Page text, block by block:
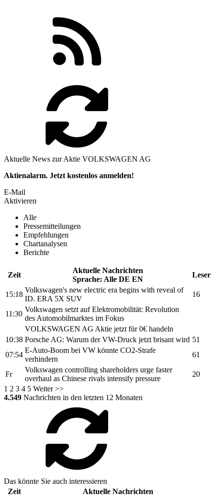
Aktuelle News zur Aktie VOLKSWAGEN AG
Aktienalarm. Jetzt kostenlos anmelden!
E-Mail
Aktivieren
Alle
Pressemitteilungen
Empfehlungen
Chartanalysen
Berichte
Zeit
Aktuelle Nachrichten
Sprache: Alle DE EN
Leser
15:18
Volkswagen's new electric era begins with reveal of
ID. ERA 5X SUV
16
11:30
Volkswagen setzt auf Elektromobilität: Revolution
des Automobilmarktes im Fokus
VOLKSWAGEN AG Aktie jetzt für 0€ handeln
10:38 Porsche AG: Warum derVW-Druck jetzt brisant wird 51
07:54
E-Auto-Boom bei VW könnte CO2-Strafe
verhindern
61
Fr
Volkswagen controlling shareholders urge faster
overhaul as Chinese rivals intensify pressure
20
1 2 3 4 5 Weiter >>
4.549 Nachrichten in den letzten 12 Monaten
Das könnte Sie auch interessieren
Zeit
Aktuelle Nachrichten